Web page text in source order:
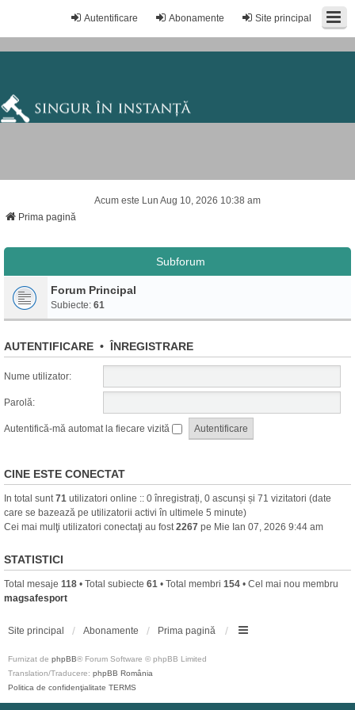
Site principal
Abonamente
Autentificare
Acum este Lun Aug 10, 2026 10:38 am
Prima pagină
Subforum
Forum Principal
Subiecte: 61
AUTENTIFICARE • ÎNREGISTRARE
Nume utilizator:
Parolă:
Autentifică-mă automat la fiecare vizită
CINE ESTE CONECTAT
In total sunt71 utilizatori online :: 0 înregistrați, 0 ascunși și 71 vizitatori (date
care se bazează pe utilizatorii activi în ultimele 5 minute)
Cei mai mulţi utilizatori conectaţi au fost2267 pe Mie Ian 07, 2026 9:44 am
STATISTICI
Total mesaje 118 • Total subiecte 61 • Total membri 154 • Cel mai nou membru
magsafesport
Site principal Abonamente Prima pagină
Furnizat de phpBB® Forum Software © phpBB Limited
Translation/Traducere: phpBB România
Politica de confidenţialitate TERMS